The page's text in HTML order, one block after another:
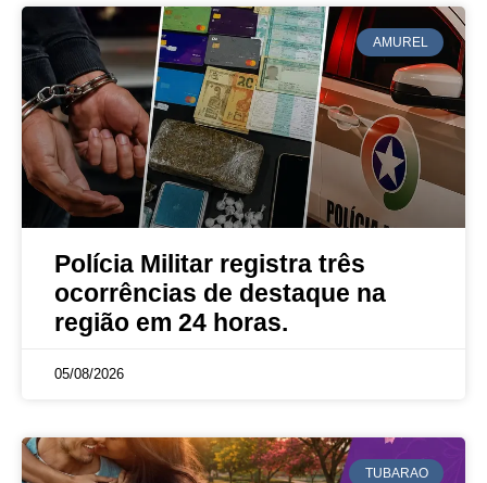
AMUREL
Polícia Militar registra três
ocorrências de destaque na
região em 24 horas.
05/08/2026
TUBARAO